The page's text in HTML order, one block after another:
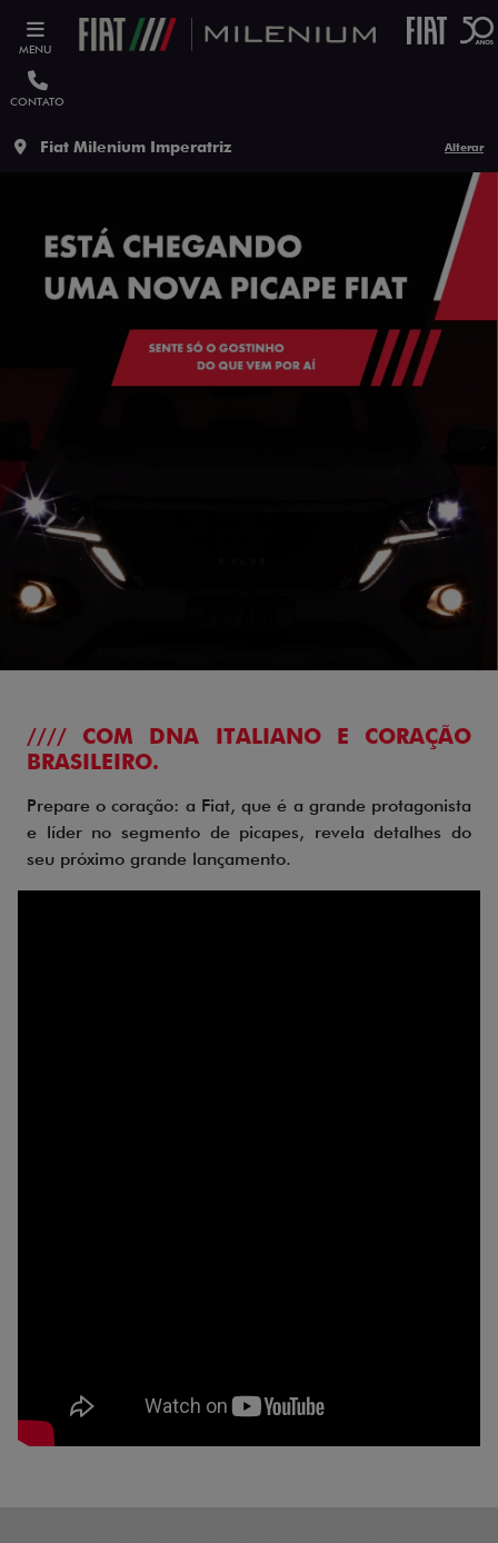
MENU
CONTATO
Fiat Milenium Imperatriz Alterar
//// COM DNA ITALIANO E CORAÇÃO
BRASILEIRO.
Prepare o coração: a Fiat, que é a grande protagonista
e líder no segmento de picapes, revela detalhes do
seu próximo grande lançamento.